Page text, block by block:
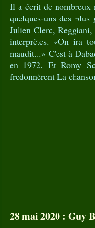
Il a écrit de nombreux
quelques-uns des plus
Julien Clerc, Reggiani,
interprètes. «On ira
maudit...» C'est à
en 1972. Et Romy
fredonnèrent La
28 mai 2020 : Guy